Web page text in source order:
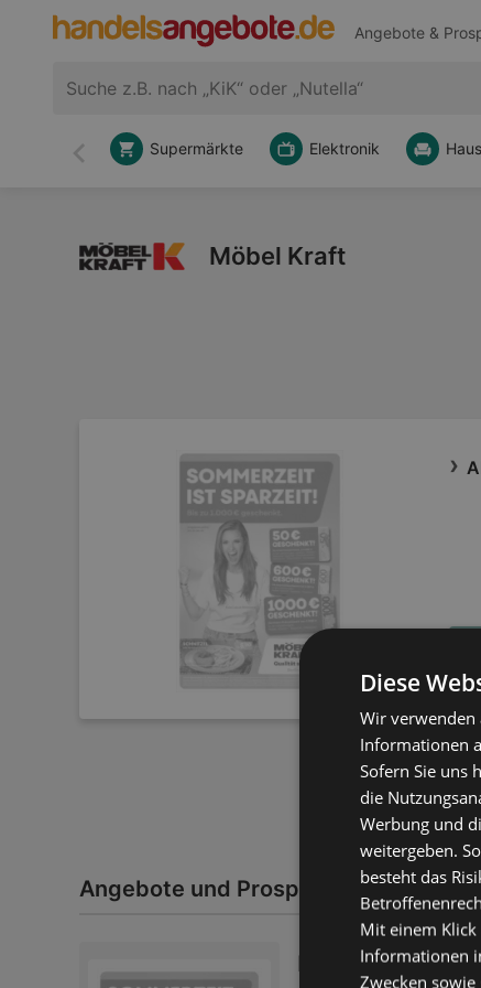
Angebote &
Zurück
Supermärkte Elektronik
Möbel Kraft
Angebote und Prospekte von Möbel
Möbel Kraft:
Diese
Wir verwenden
Informationen
Sofern Sie uns
die
Werbung und
weitergeben.
besteht das
Mit einem Klick
Informationen
Zwecken